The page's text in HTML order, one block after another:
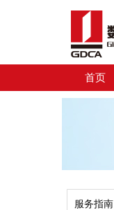
首页
服务指南